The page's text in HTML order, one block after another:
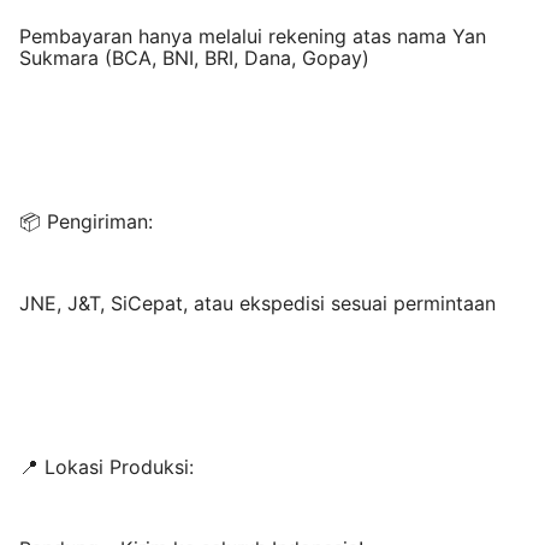
Pembayaran hanya melalui rekening atas nama Yan
Sukmara (BCA, BNI, BRI, Dana, Gopay)
📦 Pengiriman:
JNE, J&T, SiCepat, atau ekspedisi sesuai permintaan
📍 Lokasi Produksi: